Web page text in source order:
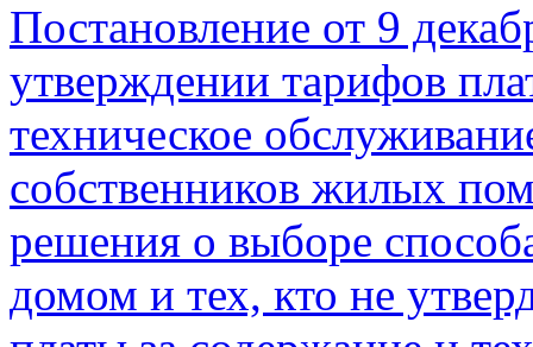
Постановление от 9
утверждении тарифов
техническое
собственников жилых
решения о выборе
домом и тех, кто не